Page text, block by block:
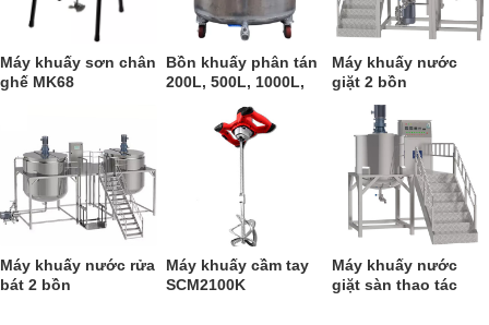
Máy khuấy sơn chân
ghế MK68
Bồn khuấy phân tán
200L, 500L, 1000L,
10000L
Máy khuấy nước
giặt 2 bồn
Máy khuấy nước rửa
bát 2 bồn
Máy khuấy cầm tay
SCM2100K
Máy khuấy nước
giặt sàn thao tác